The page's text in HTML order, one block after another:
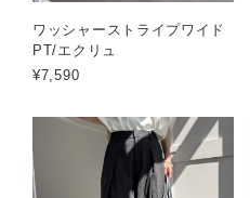
ワッシャーストライプワイド
PT/エクリュ
¥7,590